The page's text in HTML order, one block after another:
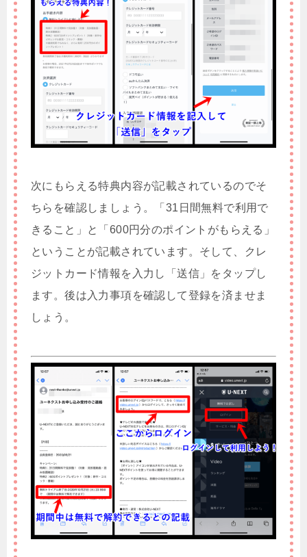
次にもらえる特典内容が記載されているのでそ
ちらを確認しましょう。「31日間無料で利用で
きること」と「600円分のポイントがもらえる」
ということが記載されています。そして、クレ
ジットカード情報を入力し「送信」をタップし
ます。後は入力事項を確認して登録を済ませま
しょう。